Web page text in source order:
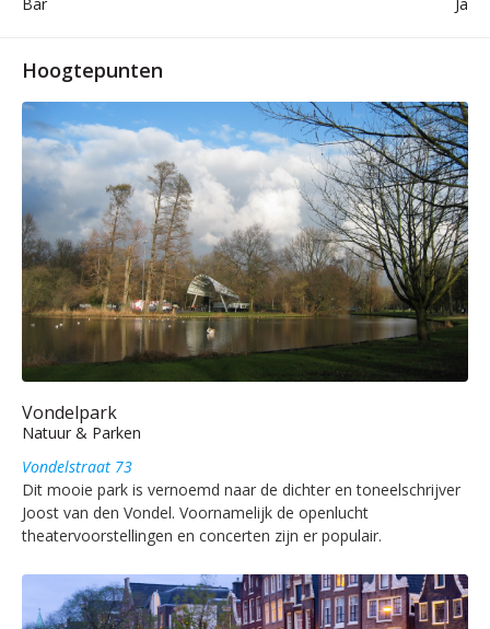
Hoogtepunten
Vondelpark
Natuur & Parken
Vondelstraat 73
Dit mooie park is vernoemd naar de dichter en toneelschrijver
Joost van den Vondel. Voornamelijk de openlucht
theatervoorstellingen en concerten zijn er populair.